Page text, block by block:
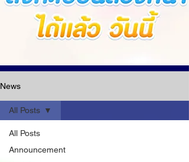
News
All Posts
Announcement
All Posts